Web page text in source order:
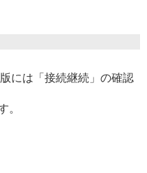
には「接続継続」の確認
。